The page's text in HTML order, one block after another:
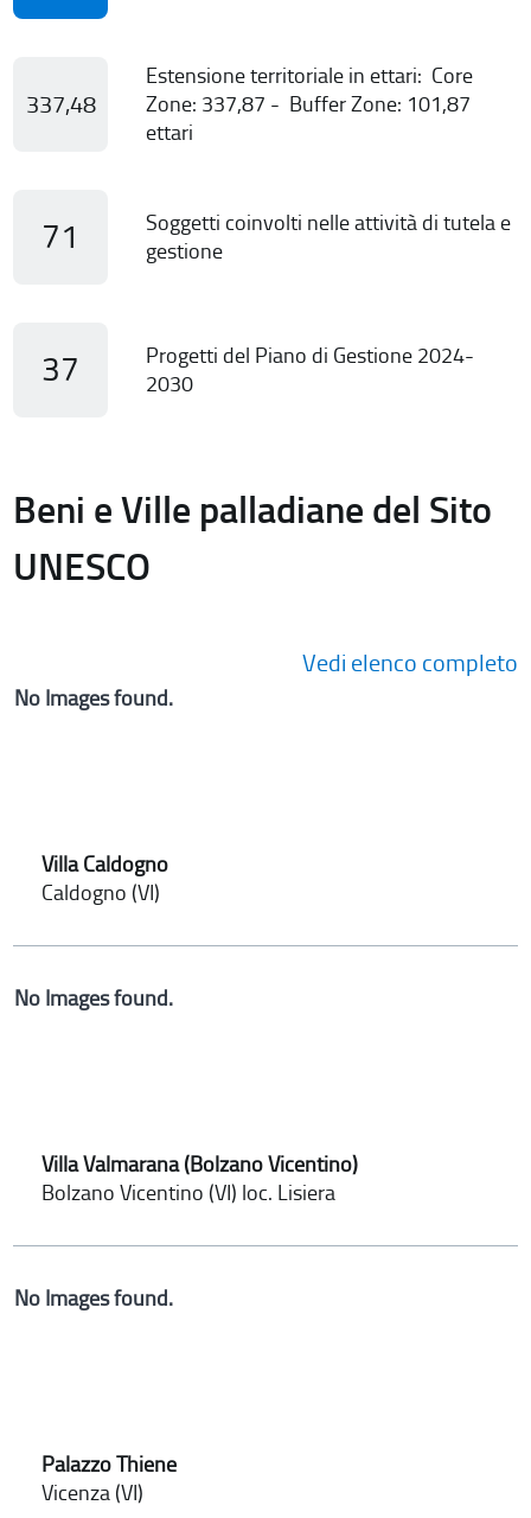
337,48
Estensione territoriale in ettari: Core
Zone: 337,87 - Buffer Zone: 101,87
ettari
71
Soggetti coinvolti nelle attività di tutela e
gestione
37
Progetti del Piano di Gestione 2024-
2030
Beni e Ville palladiane del Sito
UNESCO
Vedi elenco completo
No Images found.
Villa Caldogno
Caldogno (VI)
No Images found.
Villa Valmarana (Bolzano Vicentino)
Bolzano Vicentino (VI) loc. Lisiera
No Images found.
Palazzo Thiene
Vicenza (VI)